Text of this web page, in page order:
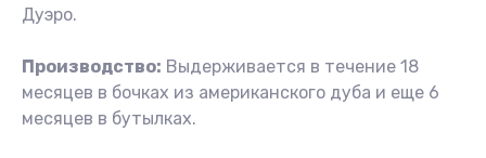
Дуэро.
Производство: Выдерживается в течение 18
месяцев в бочках из американского дуба и еще 6
месяцев в бутылках.